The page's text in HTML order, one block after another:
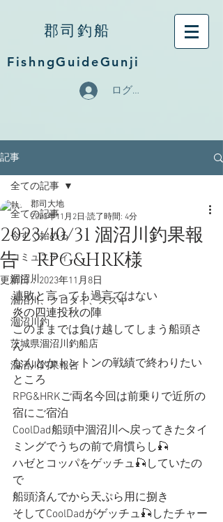
郡司釣船
FishngGuideGunji
ログイン
記事
全ての記事
今すぐ始める
コミュニティ
涸沼川
涸沼川、クロダイ、スズキ
涸沼川釣
茨城県涸沼川釣船店
涸沼川釣果報告
全ての記事
2023/10/31 涸沼川釣果報
告 RPG&HRK様
郡司大地
2023年11月2日 読了時間: 4分
更新日：2023年11月8日
連敗と言っても過言ではない
炎の四連投秋の陣
このままでは負け越してしまう船頭さ
ん
なんとかトントンの戦績で終わりたい
ところ
RPG&HRKご両名今回は前乗りで近所の
宿にご宿泊
CoolDad船頭中涸沼川へ戻ってきたタイ
ミングでうちの前で肩慣らし🎣
ハゼとコッパをゲッチュ🎣していたの
で
船頭済んでから天ぷら用に捌き
そしてCoolDadがゲッチュ🎣したチャー